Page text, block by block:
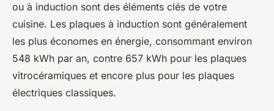
ou à induction sont des éléments clés de votre
cuisine. Les plaques à induction sont généralement
les plus économes en énergie, consommant environ
548 kWh par an, contre 657 kWh pour les plaques
vitrocéramiques et encore plus pour les plaques
électriques classiques.